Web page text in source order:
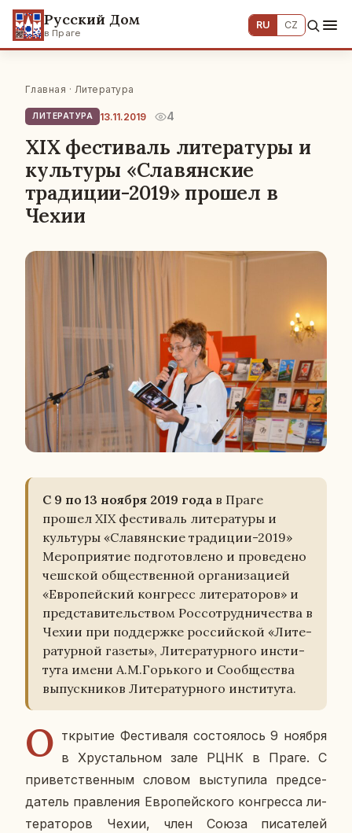
Русский Дом
в Праге
RU CZ
Главная · Литература
ЛИТЕРАТУРА 13.11.2019 4
XIX фестиваль литературы и
культуры «Славянские
традиции-2019» прошел в
Чехии
С 9 по 13 ноября 2019 года в Праге
прошел XIX фе­сти­валь ли­те­ра­ту­ры и
куль­ту­ры «Сла­вян­ские тра­ди­ции-2019»
Ме­ро­при­я­тие под­го­тов­ле­но и про­ве­де­но
чеш­ской об­ще­ствен­ной ор­га­ни­за­ци­ей
«Ев­ро­пей­ский кон­гресс ли­те­ра­то­ров» и
пред­ста­ви­тель­ством Рос­со­труд­ни­че­ства в
Чехии при под­держ­ке рос­сий­ской «Ли­те­
ра­тур­ной газеты», Ли­те­ра­тур­но­го ин­сти­
ту­та имени А.М.Горь­ко­го и Со­об­ще­ства
вы­пуск­ни­ков Ли­те­ра­тур­но­го ин­сти­ту­та.
О т­кры­тие Фе­сти­ва­ля со­сто­я­лось 9 ноября
в Хру­сталь­ном зале РЦНК в Праге. С
при­вет­ствен­ным словом вы­сту­пи­ла пред­се­
да­тель прав­ле­ния Ев­ро­пей­ско­го кон­грес­са ли­
те­ра­то­ров Чехии, член Союза пи­са­те­лей